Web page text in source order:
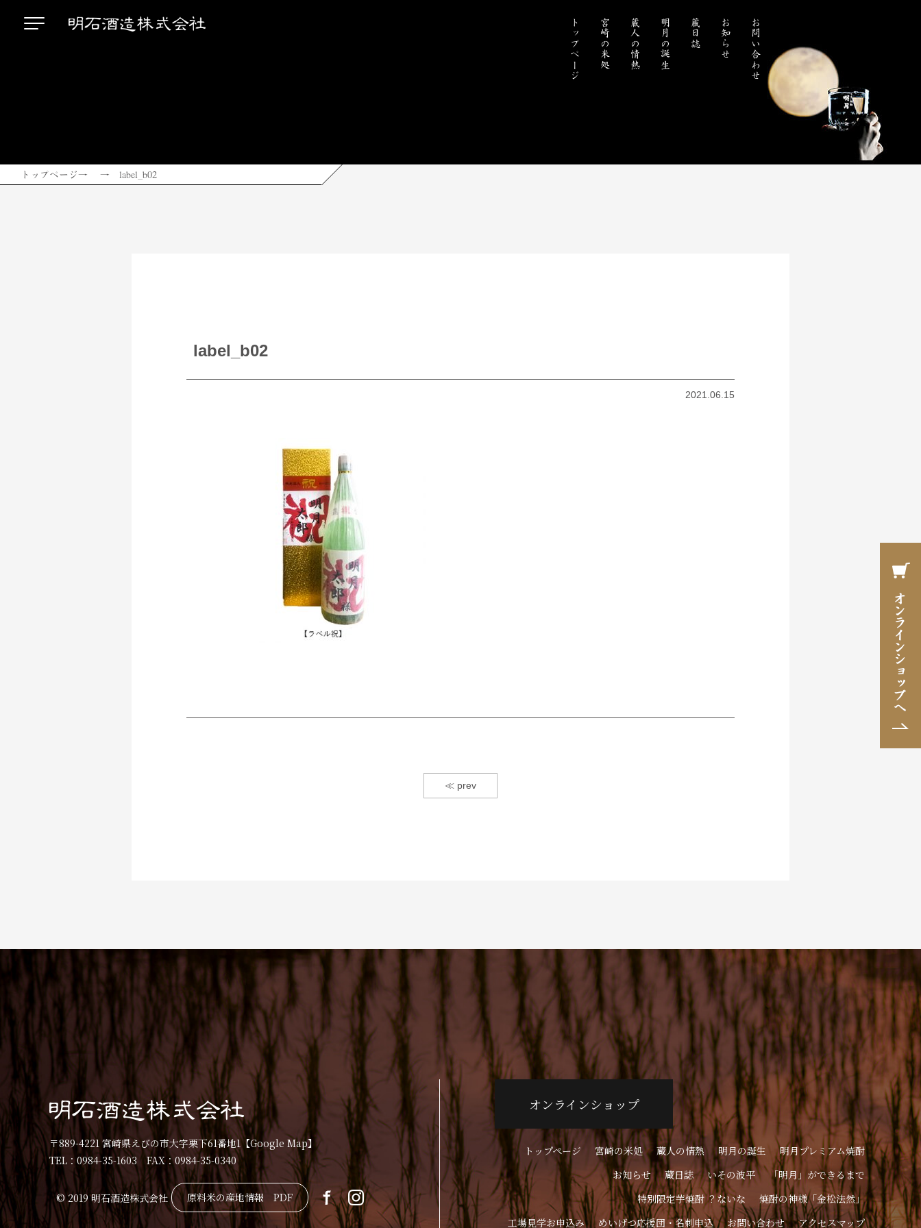
トップページ 宮崎の米処 蔵人の情熱 明月の誕生 蔵日誌 お知らせ お問い合わせ
トップページ→ → label_b02
label_b02
2021.06.15
≪ prev
〒889-4221 宮崎県えびの市大字栗下61番地1【Google Map】
TEL：0984-35-1603 FAX：0984-35-0340
© 2019 明石酒造株式会社 原料米の産地情報 PDF
オンラインショップ
トップページ 宮崎の米処 蔵人の情熱 明月の誕生
明月プレミアム焼酎
お知らせ
蔵日誌 いその波平
「明月」ができるまで
特別限定芋焼酎 ？ないな
焼酎の神様「金松法然」
工場見学お申込み
めいげつ応援団・名刺申込 お問い合わせ アクセスマップ